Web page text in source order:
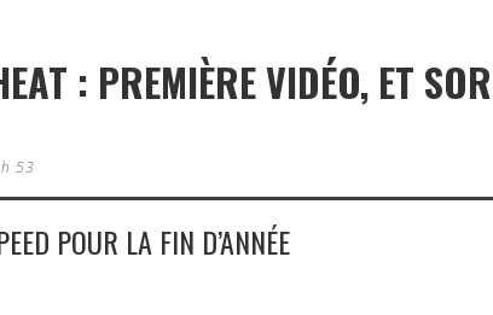
: PREMIÈRE VIDÉO, ET
53
POUR LA FIN D’ANNÉE